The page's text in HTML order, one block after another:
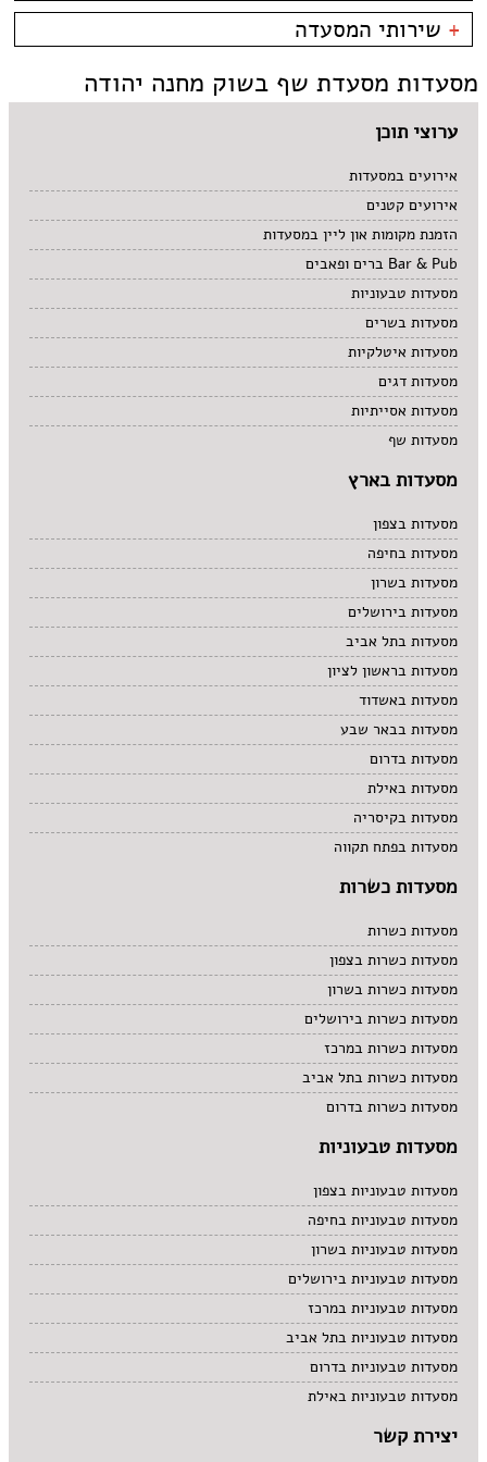
אבו גוש
גבעת רם
המושבה הגרמנית
הר חוצבים
ימין משה
ירושלים
מלחה
מרכז העיר
מתחם התחנה
עין כרם
רחביה
שוק מחנה יהודה
תלפיות
פירות ים
צרפתי
אוכל ביתי
ארוחות בוקר
ביסטרו
בר מסעדה
גורמה
גרוזיני
הודי
חומוס
חלבי
יפני
מזרחי
מסעדת שף
מקסיקני
מרוקאי
קונדיטוריה
קייטרינג
כשרות
כשר למהדרין
+ שירותי המסעדה
משלוחים
מסעדות מסעדת שף בשוק מחנה יהודה
ערוצי תוכן
אירועים במסעדות
אירועים קטנים
הזמנת מקומות און ליין במסעדות
Bar & Pub ברים ופאבים
מסעדות טבעוניות
מסעדות בשרים
מסעדות איטלקיות
מסעדות דגים
מסעדות אסייתיות
מסעדות שף
מסעדות בארץ
מסעדות בצפון
מסעדות בחיפה
מסעדות בשרון
מסעדות בירושלים
מסעדות בתל אביב
מסעדות בראשון לציון
מסעדות באשדוד
מסעדות בבאר שבע
מסעדות בדרום
מסעדות באילת
מסעדות בקיסריה
מסעדות בפתח תקווה
מסעדות כשרות
מסעדות כשרות
מסעדות כשרות בצפון
מסעדות כשרות בשרון
מסעדות כשרות בירושלים
מסעדות כשרות במרכז
מסעדות כשרות בתל אביב
מסעדות כשרות בדרום
מסעדות טבעוניות
מסעדות טבעוניות בצפון
מסעדות טבעוניות בחיפה
מסעדות טבעוניות בשרון
מסעדות טבעוניות בירושלים
מסעדות טבעוניות במרכז
מסעדות טבעוניות בתל אביב
מסעדות טבעוניות בדרום
מסעדות טבעוניות באילת
יצירת קשר